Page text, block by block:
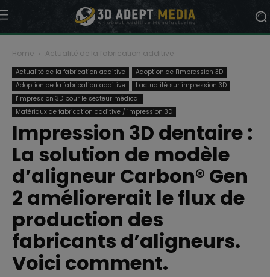
Home Actualité de la fabrication additive
Actualité de la fabrication additive
Adoption de l'impression 3D
Adoption de la fabrication additive
L'actualité sur impression 3D
l'impression 3D pour le secteur médical
Matériaux de fabrication additive / impression 3D
Impression 3D dentaire :
La solution de modèle
d’aligneur Carbon® Gen
2 améliorerait le flux de
production des
fabricants d’aligneurs.
Voici comment.